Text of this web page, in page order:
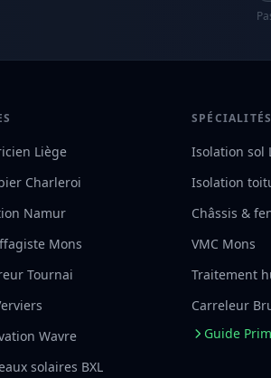
Liège
Charleroi
Namur
Mons
Tournai
Wavre
solaires BXL
SPÉCIALITÉS
Isolation sol
Isolation
Châssis &
VMC Mons
Traitement
Carreleur
Guide